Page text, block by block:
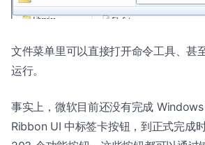
文件菜单里可以直接打开命令工具、甚
运行。
事实上，微软目前还没有完成
Ribbon UI 中标签卡按钮，到正式完成